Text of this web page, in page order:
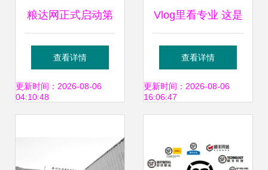
粮达网正式启动第
四方物流多式联运
业务，打造全供应
查看详情
更新时间：2026-08-06
04:10:48
Vlog里看专业 这是
不是你每天的样
子？多式联运服务
查看详情
更新时间：2026-08-06
16:06:47